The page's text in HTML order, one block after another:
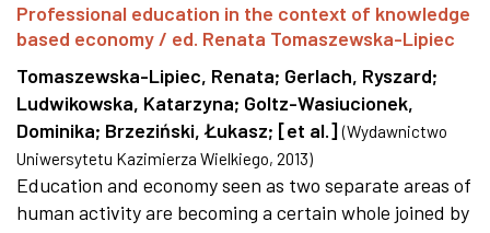
Professional education in the context of knowledge
based economy / ed. Renata Tomaszewska-Lipiec
Tomaszewska-Lipiec, Renata; Gerlach, Ryszard;
Ludwikowska, Katarzyna; Goltz-Wasiucionek,
Dominika; Brzeziński, Łukasz; [et al.] (Wydawnictwo
Uniwersytetu Kazimierza Wielkiego, 2013)
Education and economy seen as two separate areas of
human activity are becoming a certain whole joined by